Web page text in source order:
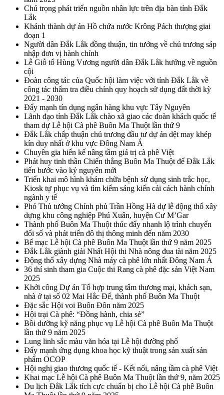
Chú trọng phát triển nguồn nhân lực trên địa bàn tỉnh Đắk
Lắk
Khánh thành dự án Hồ chứa nước Krông Pách thượng giai
đoạn 1
Người dân Đắk Lắk đồng thuận, tin tưởng về chủ trương sáp
nhập đơn vị hành chính
Lễ Giỗ tổ Hùng Vương người dân Đắk Lắk hướng về nguồn
cội
Đoàn công tác của Quốc hội làm việc với tỉnh Đắk Lắk về
công tác thẩm tra điều chỉnh quy hoạch sử dụng đất thời kỳ
2021 - 2030
Đẩy mạnh tín dụng ngân hàng khu vực Tây Nguyên
Lãnh đạo tỉnh Đắk Lắk chào xã giao các đoàn khách quốc tế
tham dự Lễ hội Cà phê Buôn Ma Thuột lần thứ 9
Đắk Lắk chấp thuận chủ trương đầu tư dự án dệt may khép
kín duy nhất ở khu vực Đông Nam Á
Chuyên gia hiến kế nâng tầm giá trị cà phê Việt
Phát huy tinh thần Chiến thắng Buôn Ma Thuột để Đắk Lắk
tiến bước vào kỷ nguyên mới
Triển khai mô hình khám chữa bệnh sử dụng sinh trắc học,
Kiosk tự phục vụ và tìm kiếm sáng kiến cải cách hành chính
ngành y tế
Phó Thủ tướng Chính phủ Trần Hồng Hà dự lễ động thổ xây
dựng khu công nghiệp Phú Xuân, huyện Cư M’Gar
Thành phố Buôn Ma Thuột thúc đẩy nhanh lộ trình chuyển
đổi số và phát triển đô thị thông minh đến năm 2030
Bế mạc Lễ hội Cà phê Buôn Ma Thuột lần thứ 9 năm 2025
Đắk Lắk giành giải Nhất Hội thi Nhà nông đua tài năm 2025
Động thổ xây dựng Nhà máy cà phê lớn nhất Đông Nam Á
36 thí sinh tham gia Cuộc thi Rang cà phê đặc sản Việt Nam
2025
Khởi công Dự án Tổ hợp trung tâm thương mại, khách sạn,
nhà ở tại số 02 Mai Hắc Đế, thành phố Buôn Ma Thuột
Đặc sắc Hội voi Buôn Đôn năm 2025
Hội trại Cà phê: “Đồng hành, chia sẻ”
Bồi dưỡng kỹ năng phục vụ Lễ hội Cà phê Buôn Ma Thuột
lần thứ 9 năm 2025
Lung linh sắc màu văn hóa tại Lễ hội đường phố
Đẩy mạnh ứng dụng khoa học kỹ thuật trong sản xuất sản
phẩm OCOP
Hội nghị giao thương quốc tế - Kết nối, nâng tầm cà phê Việt
Khai mạc Lễ hội Cà phê Buôn Ma Thuột lần thứ 9, năm 2025
Du lịch Đắk Lắk tích cực chuẩn bị cho Lễ hội Cà phê Buôn